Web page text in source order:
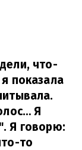
что-
показала
Я
Я говорю:
то